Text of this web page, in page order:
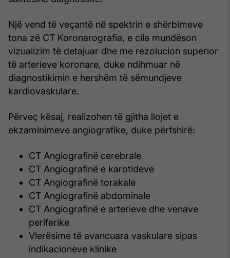
Një vend të veçantë në spektrin e shërbimeve
tona zë CT Koronarografia, e cila mundëson
vizualizim të detajuar dhe me rezolucion superior
të arterieve koronare, duke ndihmuar në
diagnostikimin e hershëm të sëmundjeve
kardiovaskulare.
Përveç kësaj, realizohen të gjitha llojet e
ekzaminimeve angiografike, duke përfshirë:
CT Angiografinë cerebrale
CT Angiografinë e karotideve
CT Angiografinë torakale
CT Angiografinë abdominale
CT Angiografinë e arterieve dhe venave
periferike
Vlerësime të avancuara vaskulare sipas
indikacioneve klinike